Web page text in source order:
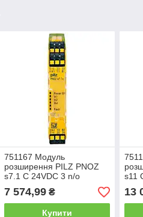
751167 Модуль
розширення PILZ PNOZ
s7.1 C 24VDC 3 n/o
cascade
7 574,99₴
Купити
s11
13